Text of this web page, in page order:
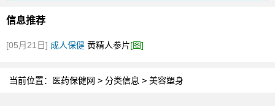
信息推荐
[05月21日] 成人保健 黄精人参片[图]
当前位置： 医药保健网 > 分类信息 > 美容塑身